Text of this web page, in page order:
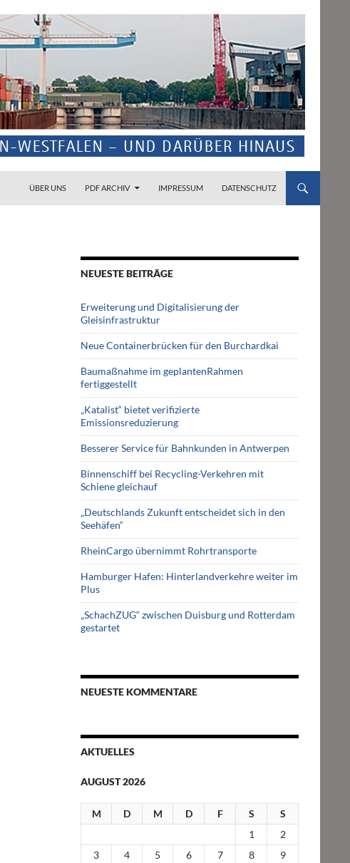
ÜBER UNS
PDF ARCHIV IMPRESSUM DATENSCHUTZ
NEUESTE BEITRÄGE
Erweiterung und Digitalisierung der
Gleisinfrastruktur
Neue Containerbrücken für den Burchardkai
Baumaßnahme im geplantenRahmen
fertiggestellt
„Katalist“ bietet verifizierte
Emissionsreduzierung
Besserer Service für Bahnkunden in Antwerpen
Binnenschiff bei Recycling-Verkehren mit
Schiene gleichauf
„Deutschlands Zukunft entscheidet sich in den
Seehäfen“
RheinCargo übernimmt Rohrtransporte
Hamburger Hafen: Hinterlandverkehre weiter im
Plus
„SchachZUG“ zwischen Duisburg und Rotterdam
gestartet
NEUESTE KOMMENTARE
AKTUELLES
AUGUST 2026
M D M D F S
S
1
2
3
4 5 6 7 8
9